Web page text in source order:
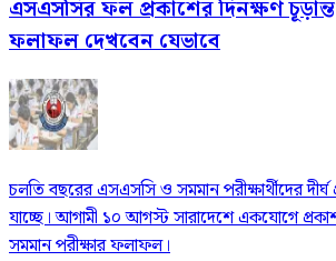
এসএসসির ফল প্রকাশের দিনক্ষণ
ফলাফল দেখবেন যেভাবে
চলতি বছরের এসএসসি ও সমমান পরীক্ষার্থীদের
যাচ্ছে। আগামী ১০ আগস্ট সারাদেশে একযোগে
সমমান পরীক্ষার ফলাফল।